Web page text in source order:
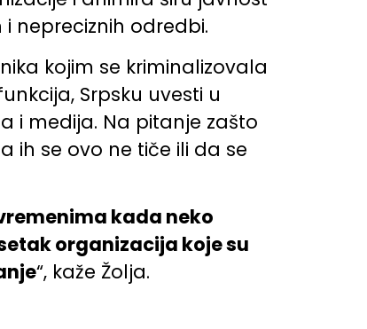
nepreciznih odredbi.
kojim se kriminalizovala
Srpsku uvesti u
i medija. Na pitanje zašto
ih se ovo ne tiče ili da se
kada neko
organizacija koje su
“, kaže Žolja.